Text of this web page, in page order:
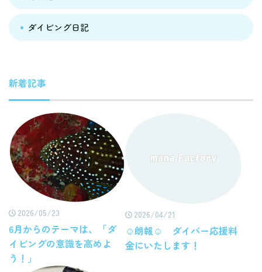
ダイビング日記
新着記事
2026/05/23
6月からのテーマは、「ダ
イビングの意識を高めよ
う！」
2026/04/21
☺朗報☺ ダイバー応援料
金にいたします！